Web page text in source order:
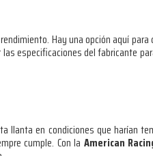
Hay una opción aquí para
especificaciones del fabricante
llanta en condiciones que harían
cumple. Con la American